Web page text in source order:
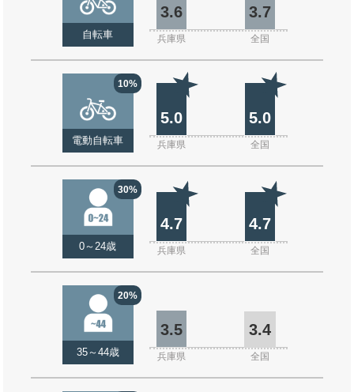
自転車
3.6 3.7
兵庫県 全国
10%
電動自転車
5.0 5.0
兵庫県 全国
30%
0～24歳
4.7 4.7
兵庫県 全国
20%
35～44歳
3.5 3.4
兵庫県 全国